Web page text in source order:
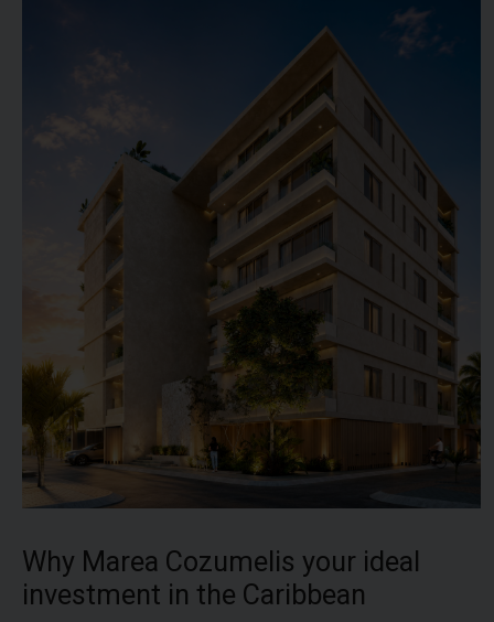
Why Marea Cozumelis your ideal
investment in the Caribbean